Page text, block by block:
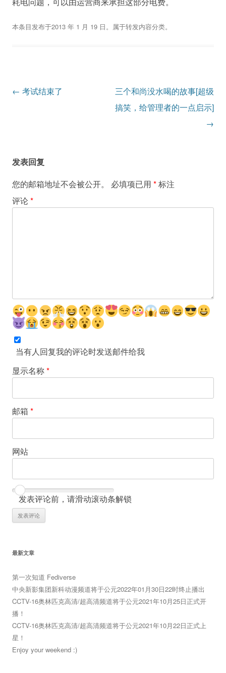
本条目发布于2013 年 1 月 19 日。属于转发内容分类。
文
← 考试结束了
三个和尚没水喝的故事[超级
搞笑，给管理者的一点启示]
→
发表回复
您的邮箱地址不会被公开。
必填项已用 *标注
评论*
当有人回复我的评论时发送邮件给我
显示名称*
邮箱 *
网站
发表评论前，请滑动滚动条解锁
最新文章
第一次知道 Fediverse
中央新影集团新科动漫频道将于公元2022年01月30日22时终止播出
CCTV-16奥林匹克高清/超高清频道将于公元2021年10月25日正式开
播！
CCTV-16奥林匹克高清/超高清频道将于公元2021年10月22日正式上
星！
Enjoy your weekend :)